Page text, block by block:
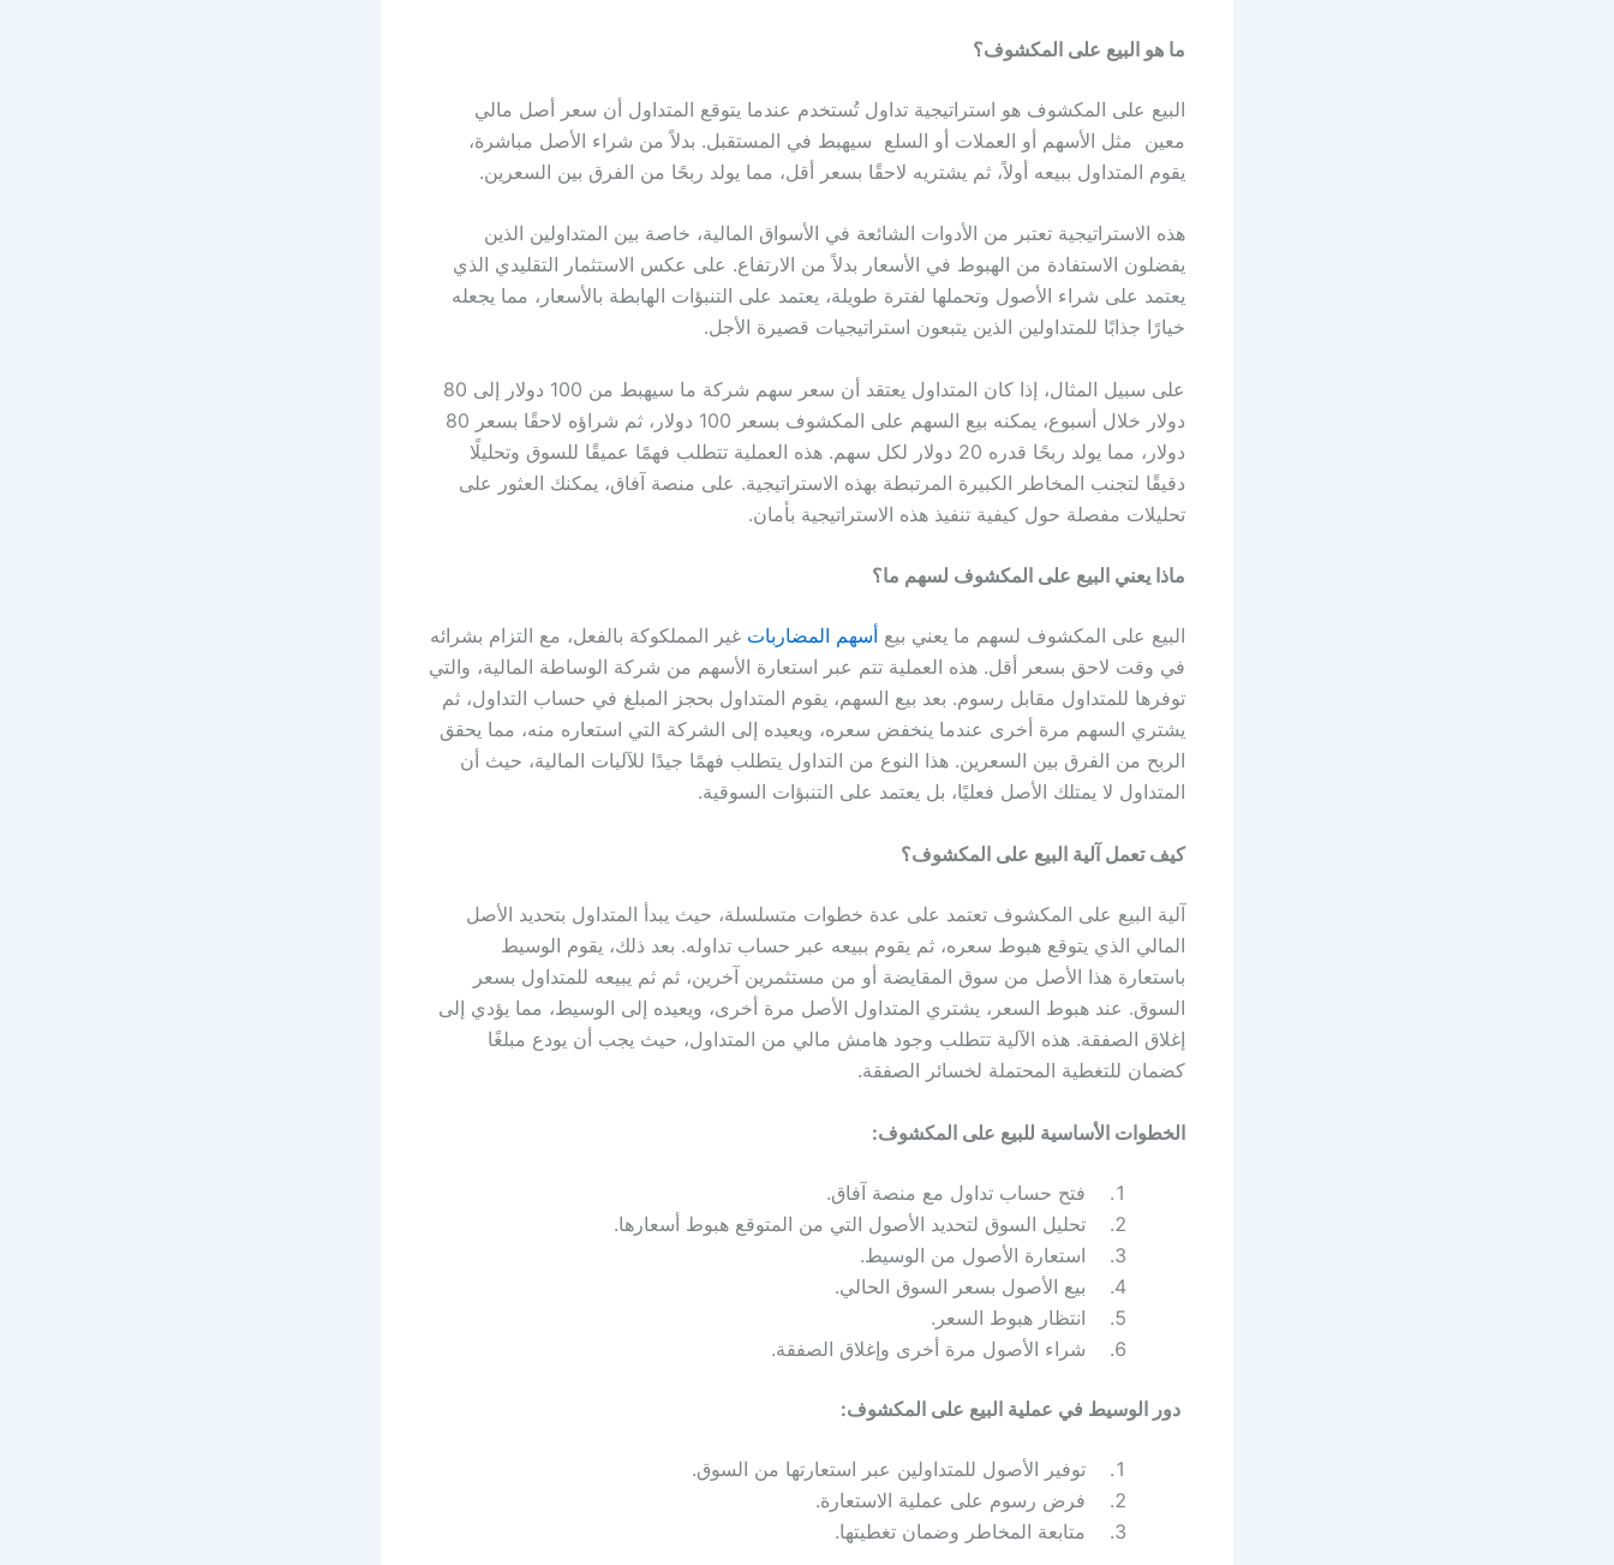
ما هو البيع على المكشوف؟
البيع على المكشوف هو استراتيجية تداول تُستخدم عندما يتوقع المتداول أن سعر أصل مالي
معين مثل الأسهم أو العملات أو السلع سيهبط في المستقبل. بدلاً من شراء الأصل مباشرة،
يقوم المتداول ببيعه أولاً، ثم يشتريه لاحقًا بسعر أقل، مما يولد ربحًا من الفرق بين السعرين.
هذه الاستراتيجية تعتبر من الأدوات الشائعة في الأسواق المالية، خاصة بين المتداولين الذين
يفضلون الاستفادة من الهبوط في الأسعار بدلاً من الارتفاع. على عكس الاستثمار التقليدي الذي
يعتمد على شراء الأصول وتحملها لفترة طويلة، يعتمد على التنبؤات الهابطة بالأسعار، مما يجعله
خيارًا جذابًا للمتداولين الذين يتبعون استراتيجيات قصيرة الأجل.
على سبيل المثال، إذا كان المتداول يعتقد أن سعر سهم شركة ما سيهبط من 100 دولار إلى 80
دولار خلال أسبوع، يمكنه بيع السهم على المكشوف بسعر 100 دولار، ثم شراؤه لاحقًا بسعر 80
دولار، مما يولد ربحًا قدره 20 دولار لكل سهم. هذه العملية تتطلب فهمًا عميقًا للسوق وتحليلًا
دقيقًا لتجنب المخاطر الكبيرة المرتبطة بهذه الاستراتيجية. على منصة آفاق، يمكنك العثور على
تحليلات مفصلة حول كيفية تنفيذ هذه الاستراتيجية بأمان.
ماذا يعني البيع على المكشوف لسهم ما؟
البيع على المكشوف لسهم ما يعني بيع أسهم المضاربات غير المملكوكة بالفعل، مع التزام بشرائه
في وقت لاحق بسعر أقل. هذه العملية تتم عبر استعارة الأسهم من شركة الوساطة المالية، والتي
توفرها للمتداول مقابل رسوم. بعد بيع السهم، يقوم المتداول بحجز المبلغ في حساب التداول، ثم
يشتري السهم مرة أخرى عندما ينخفض سعره، ويعيده إلى الشركة التي استعاره منه، مما يحقق
الربح من الفرق بين السعرين. هذا النوع من التداول يتطلب فهمًا جيدًا للآليات المالية، حيث أن
المتداول لا يمتلك الأصل فعليًا، بل يعتمد على التنبؤات السوقية.
كيف تعمل آلية البيع على المكشوف؟
آلية البيع على المكشوف تعتمد على عدة خطوات متسلسلة، حيث يبدأ المتداول بتحديد الأصل
المالي الذي يتوقع هبوط سعره، ثم يقوم ببيعه عبر حساب تداوله. بعد ذلك، يقوم الوسيط
باستعارة هذا الأصل من سوق المقايضة أو من مستثمرين آخرين، ثم ثم يبيعه للمتداول بسعر
السوق. عند هبوط السعر، يشتري المتداول الأصل مرة أخرى، ويعيده إلى الوسيط، مما يؤدي إلى
إغلاق الصفقة. هذه الآلية تتطلب وجود هامش مالي من المتداول، حيث يجب أن يودع مبلغًا
كضمان للتغطية المحتملة لخسائر الصفقة.
الخطوات الأساسية للبيع على المكشوف:
فتح حساب تداول مع منصة آفاق.
تحليل السوق لتحديد الأصول التي من المتوقع هبوط أسعارها.
استعارة الأصول من الوسيط.
بيع الأصول بسعر السوق الحالي.
انتظار هبوط السعر.
شراء الأصول مرة أخرى وإغلاق الصفقة.
دور الوسيط في عملية البيع على المكشوف:
توفير الأصول للمتداولين عبر استعارتها من السوق.
فرض رسوم على عملية الاستعارة.
متابعة المخاطر وضمان تغطيتها.